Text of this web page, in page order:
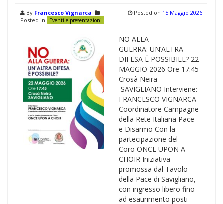
By Francesco Vignarca
Posted in
Eventi e presentazioni
Posted on 15 Maggio 2026
NO ALLA
GUERRA: UN’ALTRA
DIFESA È POSSIBILE? 22
MAGGIO 2026 Ore 17:45
Crosà Neira –
SAVIGLIANO Interviene:
FRANCESCO VIGNARCA
Coordinatore Campagne
della Rete Italiana Pace
e Disarmo Con la
partecipazione del
Coro ONCE UPON A
CHOIR Iniziativa
promossa dal Tavolo
della Pace di Savigliano,
con ingresso libero fino
ad esaurimento posti